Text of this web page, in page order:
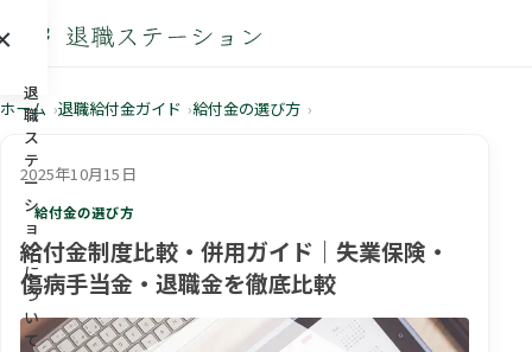
退
職
ス
テ
ー
シ
ョ
ン
に
つ
い
て
ホーム 退職給付金ガイド 給付金の選び方
2025年10月15日
給付金の選び方
給付金制度比較・併用ガイド｜失業保険・
傷病手当金・退職金を徹底比較